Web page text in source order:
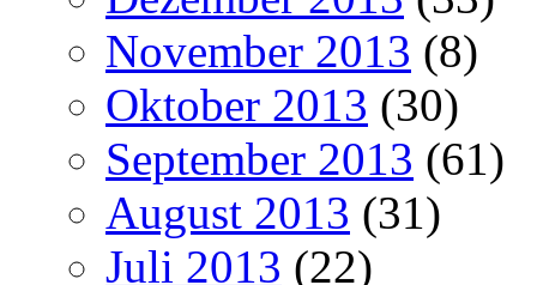
November 2013 (8)
Oktober 2013 (30)
September 2013 (61)
August 2013 (31)
Juli 2013 (22)